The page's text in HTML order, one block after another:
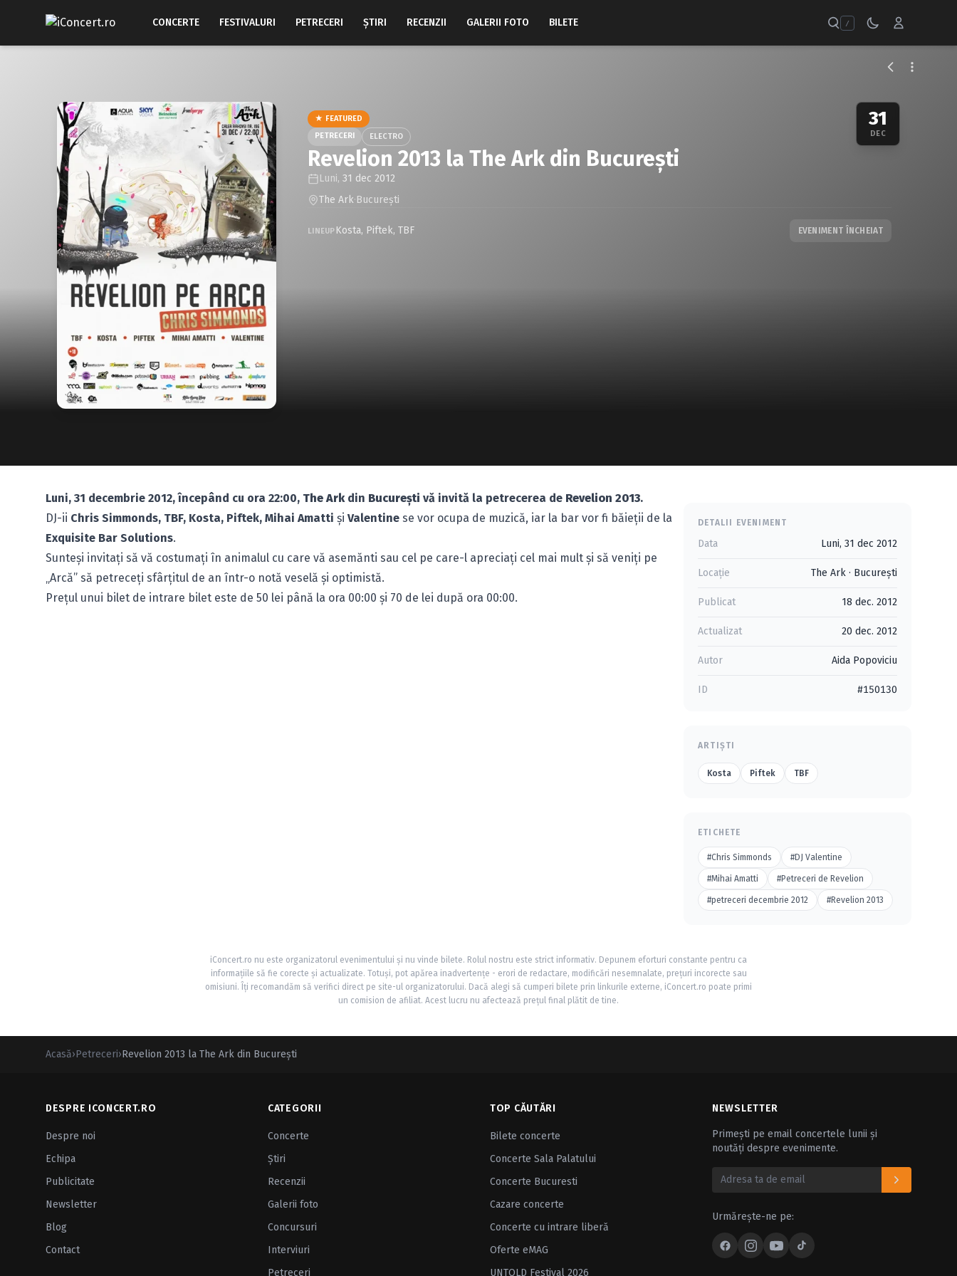
CONCERTE FESTIVALURI PETRECERI ŞTIRI RECENZII GALERII FOTO BILETE /
31
DEC
★ FEATURED
PETRECERI
ELECTRO
Revelion 2013 la The Ark din Bucureşti
Luni, 31 dec 2012
The Ark·Bucureşti
LINEUP Kosta, Piftek, TBF EVENIMENT ÎNCHEIAT
Luni, 31 decembrie 2012, începând cu ora 22:00, The Arkdin Bucureşti vă invită la petrecerea de Revelion 2013.
DJ-ii Chris Simmonds, TBF, Kosta, Piftek, Mihai Amatti şi Valentine se vor ocupa de muzică, iar la bar vor fi băieţii de la
Exquisite Bar Solutions.
Sunteşi invitaţi să vă costumaţi în animalul cu care vă asemănti sau cel pe care-l apreciaţi cel mai mult şi să veniţi pe
„Arcă” să petreceţi sfârţitul de an într-o notă veselă şi optimistă.
Preţul unui bilet de intrare bilet este de 50 lei până la ora 00:00 şi 70 de lei după ora 00:00.
DETALII EVENIMENT
Data Luni, 31 dec 2012
Locație The Ark · Bucureşti
Publicat 18 dec. 2012
Actualizat 20 dec. 2012
Autor Aida Popoviciu
ID #150130
ARTIȘTI
Kosta Piftek TBF
ETICHETE
#Chris Simmonds #DJ Valentine
#Mihai Amatti #Petreceri de Revelion
#petreceri decembrie 2012 #Revelion 2013
iConcert.ro nu este organizatorul evenimentului și nu vinde bilete. Rolul nostru este strict informativ. Depunem eforturi constante pentru ca
informațiile să fie corecte și actualizate. Totuși, pot apărea inadvertențe - erori de redactare, modificări nesemnalate, prețuri incorecte sau
omisiuni. Îți recomandăm să verifici direct pe site-ul organizatorului. Dacă alegi să cumperi bilete prin linkurile externe, iConcert.ro poate primi
un comision de afiliat. Acest lucru nu afectează prețul final plătit de tine.
Acasă›Petreceri›Revelion 2013 la The Ark din Bucureşti
DESPRE ICONCERT.RO
Despre noi
Echipa
Publicitate
Newsletter
Blog
Contact
CATEGORII
Concerte
Ştiri
Recenzii
Galerii foto
Concursuri
Interviuri
Petreceri
TOP CĂUTĂRI
Bilete concerte
Concerte Sala Palatului
Concerte Bucuresti
Cazare concerte
Concerte cu intrare liberă
Oferte eMAG
UNTOLD Festival 2026
NEWSLETTER
Primești pe email concertele lunii și
noutăți despre evenimente.
Urmărește-ne pe: